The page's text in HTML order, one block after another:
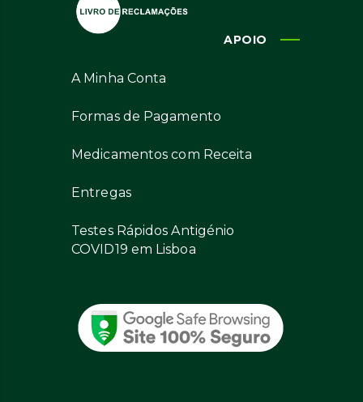
APOIO
A Minha Conta
Formas de Pagamento
Medicamentos com Receita
Entregas
Testes Rápidos Antigénio
COVID19 em Lisboa